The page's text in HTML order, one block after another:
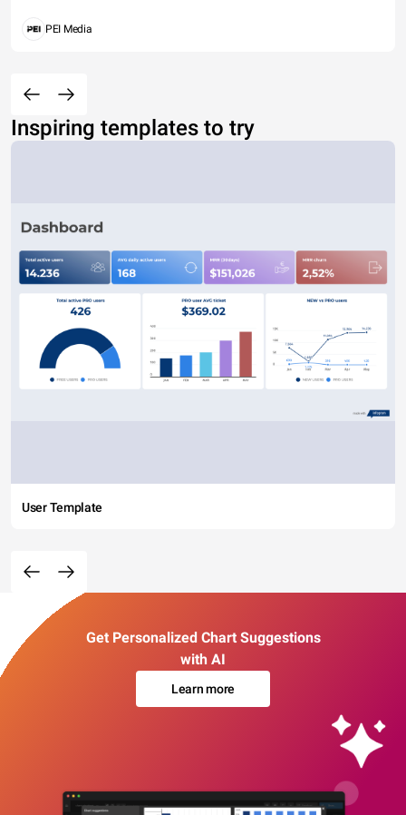
PEI Media
Inspiring templates to try
User Template
Get Personalized Chart Suggestions
with AI
Learn more